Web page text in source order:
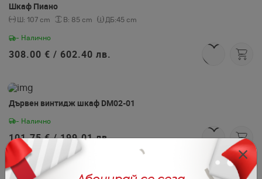
Шкаф Пиано
Ш: 107 cm В: 85 cm ДБ:45 cm
- Налично
308.00 € / 602.40 лв.
Дървен винтидж шкаф DM02-01
- Налично
101.75 € / 199.01 лв.